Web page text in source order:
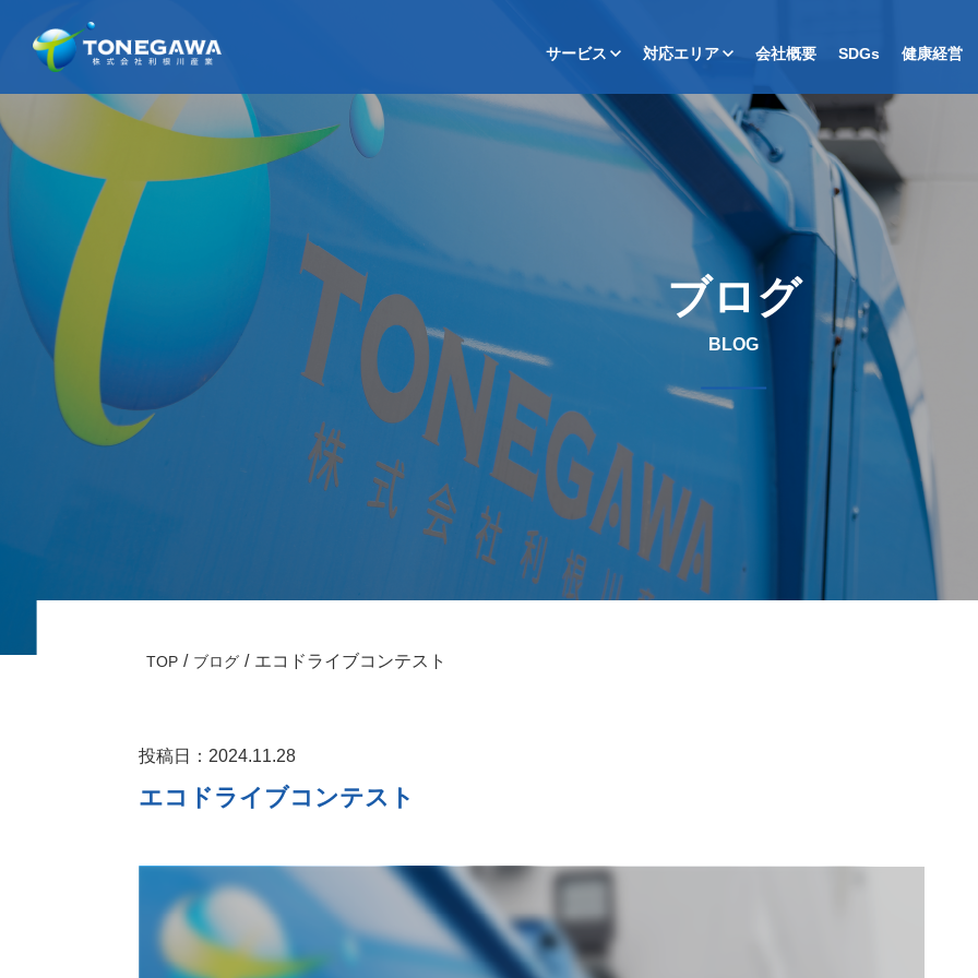
サービス 対応エリア 会社概要 SDGs 健康経営
ブログ
BLOG
TOP ブログ エコドライブコンテスト
投稿日：2024.11.28
エコドライブコンテスト